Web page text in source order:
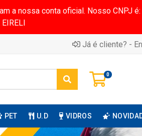
a nossa conta oficial. Nosso CNPJ
Já é cliente? -
0
PET U.D VIDROS